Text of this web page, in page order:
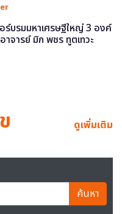
อร์บรมมหาเศรษฐีใหญ่ 3 องค์
าจารย์ มิก พชร ทูตเทวะ
ดูเพิ่มเติม
ค้นหา